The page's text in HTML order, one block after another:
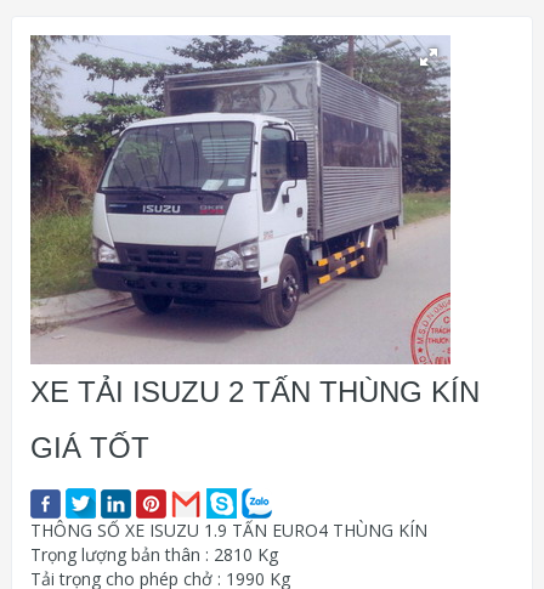
XE TẢI ISUZU 2 TẤN THÙNG KÍN
GIÁ TỐT
THÔNG SỐ XE ISUZU 1.9 TẤN EURO4 THÙNG KÍN
Trọng lượng bản thân : 2810 Kg
Tải trọng cho phép chở : 1990 Kg